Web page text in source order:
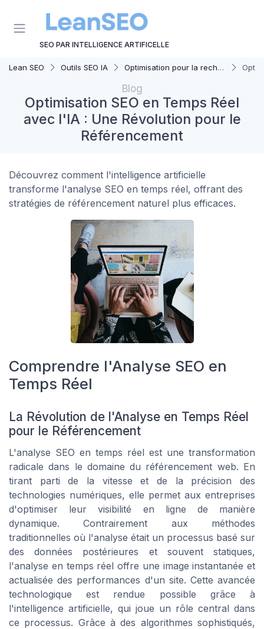
SEO PAR INTELLIGENCE ARTIFICELLE
Lean SEO Outils SEO IA Optimisation pour la recherche vocale
Blog
Optimisation SEO en Temps Réel
avec l'IA : Une Révolution pour le
Référencement
Découvrez comment l'intelligence artificielle
transforme l'analyse SEO en temps réel, offrant des
stratégies de référencement naturel plus efficaces.
Comprendre l'Analyse SEO en
Temps Réel
La Révolution de l'Analyse en Temps Réel
pour le Référencement
L'analyse SEO en temps réel est une transformation
radicale dans le domaine du référencement web. En
tirant parti de la vitesse et de la précision des
technologies numériques, elle permet aux entreprises
d'optimiser leur visibilité en ligne de manière
dynamique. Contrairement aux méthodes
traditionnelles où l'analyse était un processus basé sur
des données postérieures et souvent statiques,
l'analyse en temps réel offre une image instantanée et
actualisée des performances d'un site. Cette avancée
technologique est rendue possible grâce à
l'intelligence artificielle, qui joue un rôle central dans
ce processus. Grâce à des algorithmes sophistiqués,